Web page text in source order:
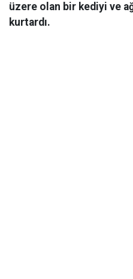
üzere olan bir kediyi ve
kurtardı.